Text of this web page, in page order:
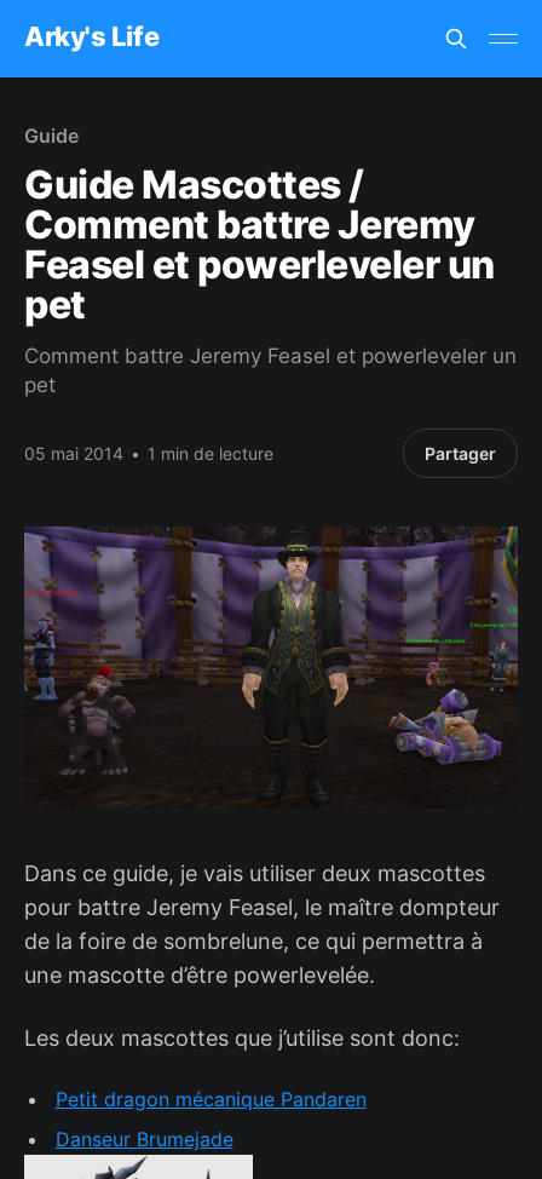
Arky's Life
Guide
Guide Mascottes /
Comment battre Jeremy
Feasel et powerleveler un
pet
Comment battre Jeremy Feasel et powerleveler un
pet
05 mai 2014 • 1 min de lecture Partager
Dans ce guide, je vais utiliser deux mascottes
pour battre Jeremy Feasel, le maître dompteur
de la foire de sombrelune, ce qui permettra à
une mascotte d’être powerlevelée.
Les deux mascottes que j’utilise sont donc:
Petit dragon mécanique Pandaren
Danseur Brumejade